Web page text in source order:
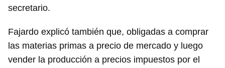
secretario.
Fajardo explicó también que, obligadas a comprar
las materias primas a precio de mercado y luego
vender la producción a precios impuestos por el